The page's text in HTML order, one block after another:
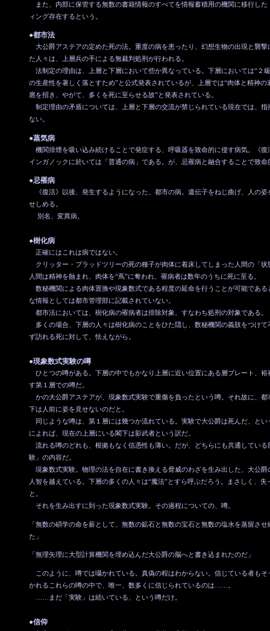
また、内部に保管する無数の書籍情報のすべてを情報蓄積用の機関に移行した
ィング存在するという。
●都市法
大公爵アステアの定めた死の法。重度の病を患ったり、幻想生物の出現と襲撃
た人々は、上層兵の手による無裁判処刑が行われる。
法制定の理由は、上層と下層において些か異なっている。下層においては“２
の生産性を著しく落とすため”と公式発表されているが、上層では“肉体と精神の
扈を招き、やがて、多くを死に至らせる故”と発表されている。
制定理由の矛盾については、上層と下層の交流が禁じられている現在では、指
ない。
●蒸気病
機関排煙を吸い込み続けることで発症する、呼吸器を致命的に侵す病気。《復
インガノックに於いては「普通の病」である。が、忌罹病と融合することで致命
●忌罹病
《復活》以後、発生するようになった、都市の病。遺伝子をねじ曲げ、人の姿
せしめる。
別名、変異病。
●樹化病
正確にはこれは病ではない。
クリッター・ブラッドツリーの死の種子が肉体に着床してしまった人間の「状
人間は精神を蝕まれ、肉体を“蔦”に奪われ、罹病者は数年のうちに死に至る。
数秘機関による肉体置換や現象数式である程度の延命を行うことが可能である
な情報としては都市管理部に記載されていない。
都市法においては、樹化病の罹病者は排除対象、すなわち処刑の対象である。
多くの場合、下層の人々は樹化病のことをひた隠し、数秘機関の義肢をつけて
ず訪れる死に対して、怯えながら。
●現象数式実験の噂
ひとつの噂がある。下層の中でもかなり上層に近い位置にある層プレート、裕
す第１層での噂だ。
かの大公爵アステアが、現象数式実験で重傷を負ったという噂。それ故に、都
下は人前に姿を見せないのだと。
同じような噂は、第１層には幾つか流れている。実験で大公爵は死んだ、とい
によれば、現在の上層にいる閣下は影武者という訳だ。
流れる噂のどれも、根拠もなく信憑性も薄い。だが、どちらにも共通している
験」の内容だ。
現象数式実験。物理の法を自在に書き換える脅威のわざを生み出した、大公爵
人智を越えている。下層の多くの人々は“魔法”とすら呼ぶだろう。まさしく、
と。
それを生み出すに到った現象数式実験。その過程についての、噂。
「無数の碩学の命を薪として、無数の鉱石と無数の宝石と無数の塩水を蒸留さ
た」
「無理矢理に大型計算機関を埋め込んだ大公爵の脳へと書き込まれたのだ」
このように、噂では囁かれている。真偽の程はわからない。信じている者もそ
かれるこれらの噂の中で、唯一、数多くに信じられているのは……。
……まだ「実験」は続いている、という噂だけ。
●信仰